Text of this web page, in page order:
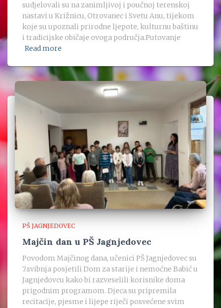
sudjelovali su na zanimljivoj i poučnoj terenskoj
nastavi u Križnicu, Otrovanec i Svetu Anu, tijekom
koje su upoznali prirodne ljepote, kulturnu baštinu
i tradicijske običaje ovoga područja.Putovanje
Read more
PŠ JAGNJEDOVEC
Majčin dan u PŠ Jagnjedovec
Povodom Majčinog dana, učenici PŠ Jagnjedovec su
7.svibnja posjetili Dom za starije i nemoćne Babić u
Jagnjedovcu kako bi razveselili korisnike doma
prigodnim programom. Djeca su pripremila
recitacije, pjesme i lijepe riječi posvećene svim